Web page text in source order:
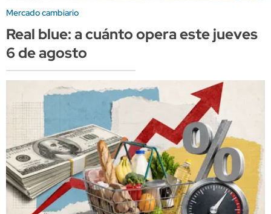
Mercado cambiario
Real blue: a cuánto opera este jueves
6 de agosto